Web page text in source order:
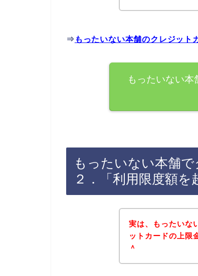
⇒ もったいない本舗のクレジット
もったいない
もったいない本舗
２．「利用限度額を
実は、もったいな
ットカードの上限
＾